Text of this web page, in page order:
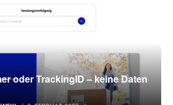
oder TrackingID – keine Daten